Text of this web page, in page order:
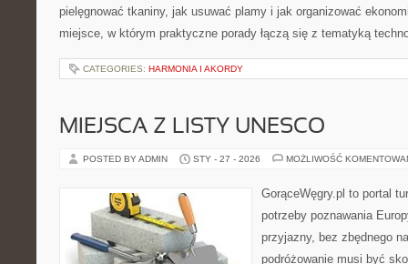
pielęgnować tkaniny, jak usuwać plamy i jak organizować
miejsce, w którym praktyczne porady łączą się z tematyką
CATEGORIES: HARMONIA I AKORDY
MIEJSCA Z LISTY UNESCO
POSTED BY ADMIN STY - 27 - 2026 MOŻLIWOŚĆ
GorąceWęgry.pl to portal
potrzeby poznawania
przyjazny, bez zbędnego
podróżowanie musi być